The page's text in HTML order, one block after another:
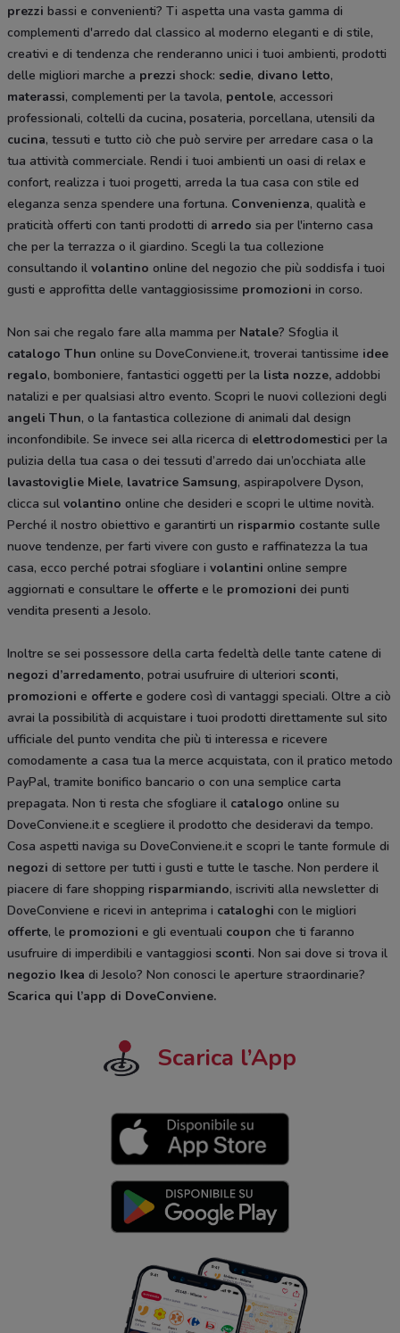
prezzi bassi e convenienti? Ti aspetta una vasta gamma di
complementi d'arredo dal classico al moderno eleganti e di stile,
creativi e di tendenza che renderanno unici i tuoi ambienti, prodotti
delle migliori marche a prezzi shock: sedie, divano letto,
materassi, complementi per la tavola, pentole, accessori
professionali, coltelli da cucina, posateria, porcellana, utensili da
cucina, tessuti e tutto ciò che può servire per arredare casa o la
tua attività commerciale. Rendi i tuoi ambienti un oasi di relax e
confort, realizza i tuoi progetti, arreda la tua casa con stile ed
eleganza senza spendere una fortuna. Convenienza, qualità e
praticità offerti con tanti prodotti di arredo sia per l'interno casa
che per la terrazza o il giardino. Scegli la tua collezione
consultando il volantino online del negozio che più soddisfa i tuoi
gusti e approfitta delle vantaggiosissime promozioni in corso.
Non sai che regalo fare alla mamma per Natale? Sfoglia il
catalogo Thun online su DoveConviene.it, troverai tantissime idee
regalo, bomboniere, fantastici oggetti per la lista nozze, addobbi
natalizi e per qualsiasi altro evento. Scopri le nuovi collezioni degli
angeli Thun, o la fantastica collezione di animali dal design
inconfondibile. Se invece sei alla ricerca di elettrodomestici per la
pulizia della tua casa o dei tessuti d’arredo dai un’occhiata alle
lavastoviglie Miele, lavatrice Samsung, aspirapolvere Dyson,
clicca sul volantino online che desideri e scopri le ultime novità.
Perché il nostro obiettivo e garantirti un risparmio costante sulle
nuove tendenze, per farti vivere con gusto e raffinatezza la tua
casa, ecco perché potrai sfogliare i volantini online sempre
aggiornati e consultare le offerte e le promozioni dei punti
vendita presenti a Jesolo.
Inoltre se sei possessore della carta fedeltà delle tante catene di
negozi d’arredamento, potrai usufruire di ulteriori sconti,
promozioni e offerte e godere così di vantaggi speciali. Oltre a ciò
avrai la possibilità di acquistare i tuoi prodotti direttamente sul sito
ufficiale del punto vendita che più ti interessa e ricevere
comodamente a casa tua la merce acquistata, con il pratico metodo
PayPal, tramite bonifico bancario o con una semplice carta
prepagata. Non ti resta che sfogliare il catalogo online su
DoveConviene.it e scegliere il prodotto che desideravi da tempo.
Cosa aspetti naviga su DoveConviene.it e scopri le tante formule di
negozi di settore per tutti i gusti e tutte le tasche. Non perdere il
piacere di fare shopping risparmiando, iscriviti alla newsletter di
DoveConviene e ricevi in anteprima i cataloghi con le migliori
offerte, le promozioni e gli eventuali coupon che ti faranno
usufruire di imperdibili e vantaggiosi sconti. Non sai dove si trova il
negozio Ikea di Jesolo? Non conosci le aperture straordinarie?
Scarica qui l’app di DoveConviene.
Scarica l’App